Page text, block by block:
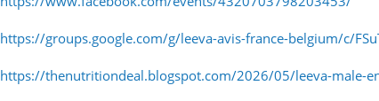
https://groups.google.com/g/leeva-avis-france-belgium/c/
https://thenutritiondeal.blogspot.com/2026/05/leeva-male-